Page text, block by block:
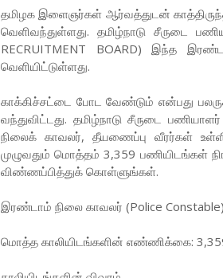
தமிழக இளைஞர்கள் ஆர்வத்துடன்
வெளிவந்துள்ளது. தமிழ்நாடு சீருடை
RECRUITMENT BOARD) இந்த
வெளியிட்டுள்ளது.
காக்கிச்சட்டை போட வேண்டும் என்பது
வந்துவிட்டது. தமிழ்நாடு சீருடை
நிலைக் காவலர், தீயணைப்பு வீரர்கள்
முழுவதும் மொத்தம் 3,359 பணியிடங்கள்
விண்ணப்பித்துக் கொள்ளுங்கள்.
இரண்டாம் நிலை காவலர் (Police Constable)
மொத்த காலியிடங்களின் எண்ணிக்கை: